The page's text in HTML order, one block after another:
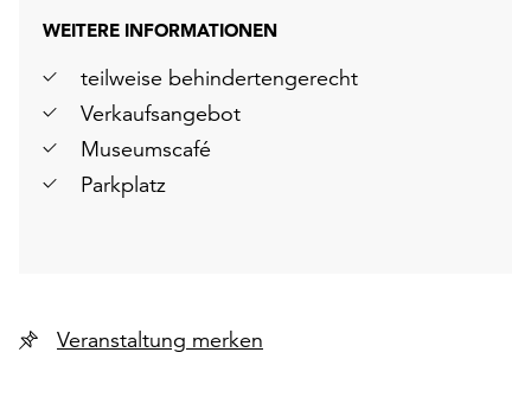
WEITERE INFORMATIONEN
teilweise behindertengerecht
Verkaufsangebot
Museumscafé
Parkplatz
Veranstaltung merken